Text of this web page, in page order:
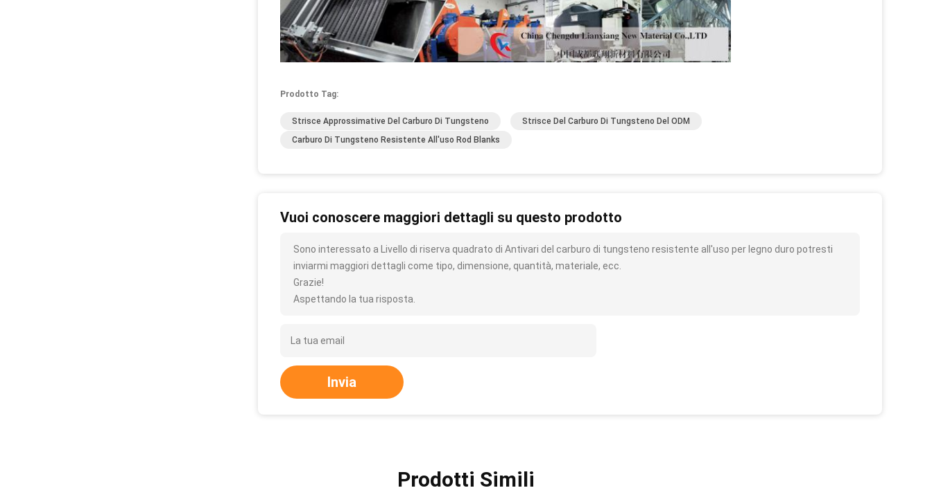
Prodotto Tag:
Strisce Approssimative Del Carburo Di Tungsteno
Strisce Del Carburo Di Tungsteno Del ODM
Carburo Di Tungsteno Resistente All'uso Rod Blanks
Vuoi conoscere maggiori dettagli su questo prodotto
Sono interessato a Livello di riserva quadrato di Antivari del carburo di tungsteno resistente all'uso per legno duro potresti
inviarmi maggiori dettagli come tipo, dimensione, quantità, materiale, ecc.
Grazie!
Aspettando la tua risposta.
Invia
Prodotti Simili